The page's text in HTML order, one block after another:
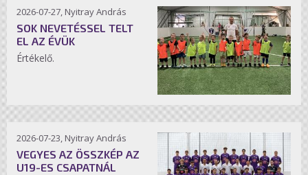
2026-07-27, Nyitray András
SOK NEVETÉSSEL TELT
EL AZ ÉVÜK
Értékelő.
2026-07-23, Nyitray András
VEGYES AZ ÖSSZKÉP AZ
U19-ES CSAPATNÁL